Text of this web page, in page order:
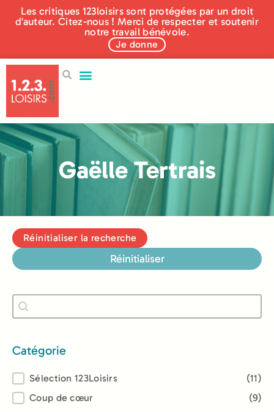
Les critiques 123loisirs sont protégées par un droit
d’auteur. Citez-nous ! Merci de respecter et soutenir
notre travail bénévole.
Je donne
Gaëlle Tertrais
Réinitialiser la recherche
Réinitialiser
Recherche
Rechercher
Catégorie
Catégorie
Sélection 123Loisirs
(11)
Coup de cœur
(9)